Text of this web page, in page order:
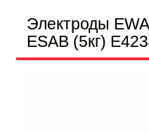
Электроды
ESAB (5кг)